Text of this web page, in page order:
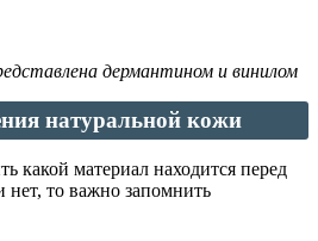
дермантином и винилом
натуральной кожи
какой материал находится перед
то важно запомнить